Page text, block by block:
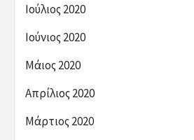
Ιούλιος 2020
Ιούνιος 2020
Μάιος 2020
Απρίλιος 2020
Μάρτιος 2020